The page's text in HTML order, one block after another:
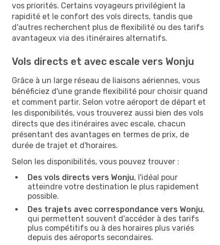
vos priorités. Certains voyageurs privilégient la
rapidité et le confort des vols directs, tandis que
d'autres recherchent plus de flexibilité ou des tarifs
avantageux via des itinéraires alternatifs.
Vols directs et avec escale vers Wonju
Grâce à un large réseau de liaisons aériennes, vous
bénéficiez d'une grande flexibilité pour choisir quand
et comment partir. Selon votre aéroport de départ et
les disponibilités, vous trouverez aussi bien des vols
directs que des itinéraires avec escale, chacun
présentant des avantages en termes de prix, de
durée de trajet et d'horaires.
Selon les disponibilités, vous pouvez trouver :
Des vols directs vers Wonju, l'idéal pour
atteindre votre destination le plus rapidement
possible.
Des trajets avec correspondance vers Wonju,
qui permettent souvent d'accéder à des tarifs
plus compétitifs ou à des horaires plus variés
depuis des aéroports secondaires.